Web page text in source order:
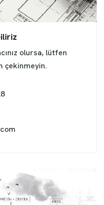
olursa, lütfen
çekinmeyin.